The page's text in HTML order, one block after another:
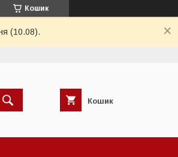
Кошик
(10.08).
Кошик